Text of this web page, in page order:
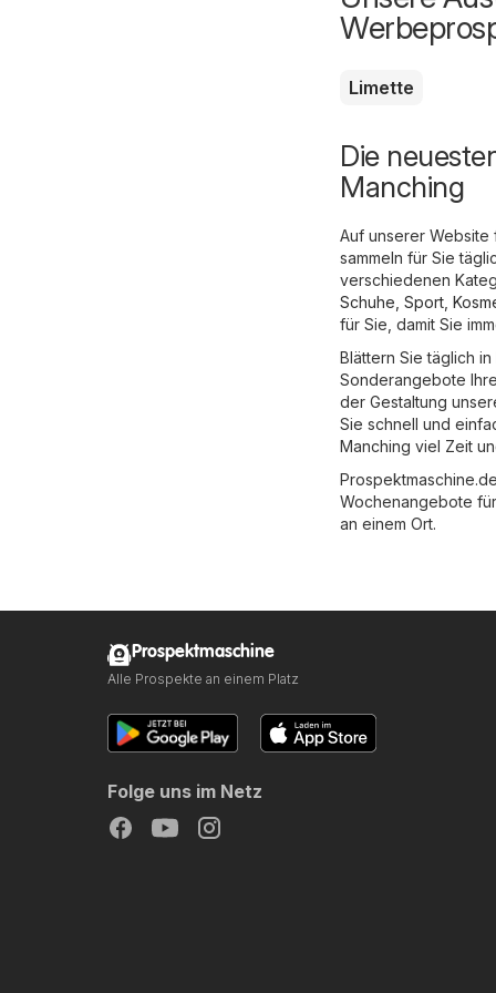
Limette
Die
Manching
Auf unserer
sammeln für Sie
verschiedenen
Schuhe, Sport
für Sie, damit Sie
Blättern Sie täglich
Sonderangebote
der Gestaltung
Sie schnell und
Manching viel Zeit
Wochenangebote
an einem Ort.
Prospektmaschine
Alle Prospekte an einem Platz
Folge uns im Netz